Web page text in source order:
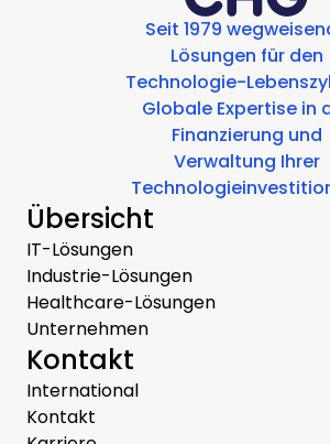
Seit 1979
Lösungen für den
Technologie-
Globale Expertise in
Finanzierung und
Verwaltung Ihrer
Übersicht
IT-Lösungen
Industrie-Lösungen
Healthcare-Lösungen
Unternehmen
Kontakt
International
Kontakt